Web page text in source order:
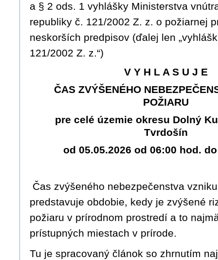
a § 2 ods. 1 vyhlášky Ministerstva
republiky č. 121/2002 Z. z. o požiarnej
neskorších predpisov (ďalej len
121/2002 Z. z.“)
V Y H L A S U J E
ČAS ZVÝŠENÉHO
POŽIARU
pre celé územie okresu Dolný
Tvrdošín
od 05.05.2026 od 06:00 hod.
Čas zvýšeného nebezpečenstva
predstavuje obdobie, kedy je zvýšené
požiaru v prírodnom prostredí a to
prístupných miestach v prírode.
Tu je spracovaný článok so zhrnutím